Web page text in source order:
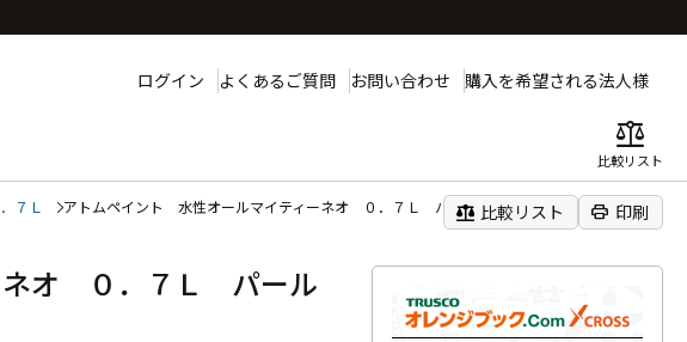
ログイン よくあるご質問 お問い合わせ 購入を希望される法人様
balance
比較リスト
７Ｌ アトムペイント 水性オールマイティーネオ ０．７Ｌ パールホワイト
balance 比較リスト print 印刷
ネオ ０．７Ｌ パール